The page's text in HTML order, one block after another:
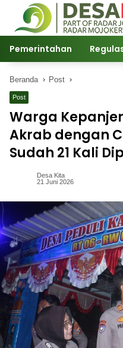
Langsung
konten
Pemerintahan
Beranda Post
Post
Warga
Akrab dengan
Sudah 21 Kali
Desa Kita
21 Juni 2026